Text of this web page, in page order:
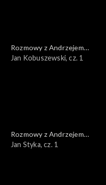
Rozmowy z Andrzejem
Doboszem
Jan Kobuszewski, cz. 1
Rozmowy z Andrzejem
Doboszem
Jan Styka, cz. 1